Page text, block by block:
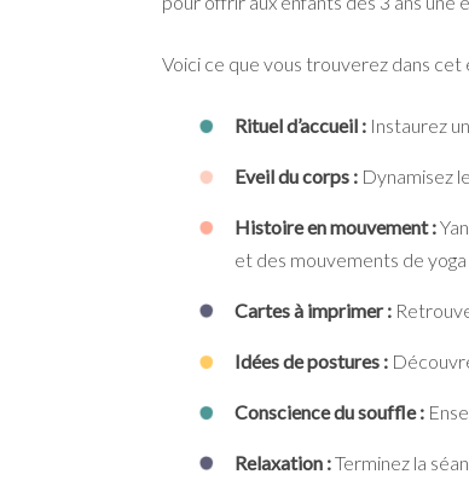
Voici ce que vous trouverez dans cet
Rituel d’accueil : Instaurez
Eveil du corps : Dynamisez
Histoire en mouvement :
et des mouvements de
Cartes à imprimer :
Idées de postures :
Conscience du souffle :
Relaxation :Terminez la